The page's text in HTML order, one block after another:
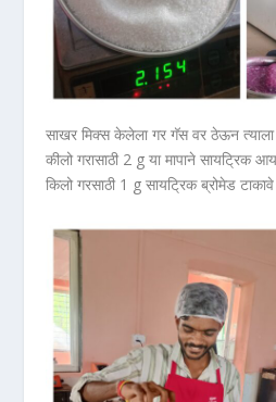
साखर मिक्स केलेला गर गॅस वर ठेऊन त्याला
कीलो गरासाठी 2 g या मापाने सायट्रिक
किलो गरसाठी 1 g सायट्रिक ब्रोमेड टाकावे